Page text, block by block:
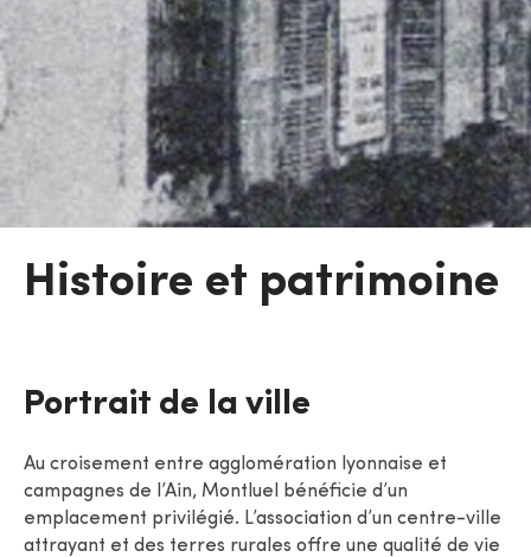
Histoire et patrimoine
Portrait de la ville
Au croisement entre agglomération lyonnaise et
campagnes de l’Ain, Montluel bénéficie d’un
emplacement privilégié. L’association d’un centre-ville
attrayant et des terres rurales offre une qualité de vie